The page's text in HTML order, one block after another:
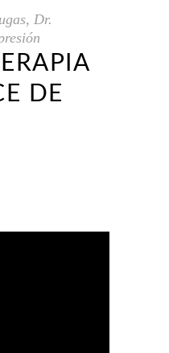
, Dr.
DE